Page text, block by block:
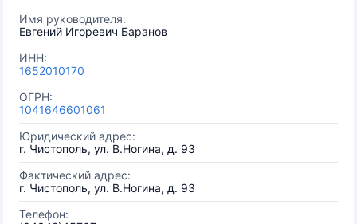
Имя руководителя:
Евгений Игоревич Баранов
ИНН:
1652010170
ОГРН:
1041646601061
Юридический адрес:
г. Чистополь, ул. В.Ногина, д. 93
Фактический адрес:
г. Чистополь, ул. В.Ногина, д. 93
Телефон: